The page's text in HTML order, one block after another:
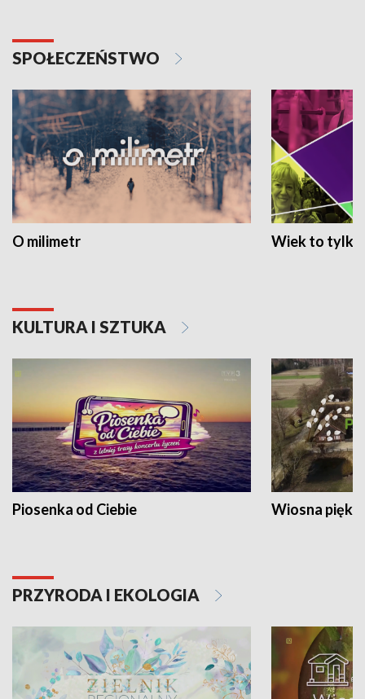
SPOŁECZEŃSTWO
O milimetr Wiek to tylko
KULTURA I SZTUKA
Piosenka od Ciebie Wiosna
PRZYRODA I EKOLOGIA